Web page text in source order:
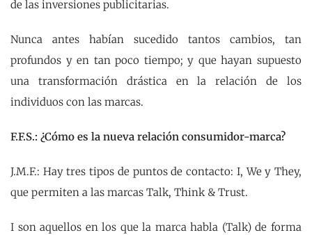
de las inversiones publicitarias.
Nunca antes habían sucedido tantos cambios, tan
profundos y en tan poco tiempo; y que hayan supuesto
una transformación drástica en la relación de los
individuos con las marcas.
F.F.S.: ¿Cómo es la nueva relación consumidor-marca?
J.M.F.: Hay tres tipos de puntos de contacto: I, We y They,
que permiten a las marcas Talk, Think & Trust.
I son aquellos en los que la marca habla (Talk) de forma